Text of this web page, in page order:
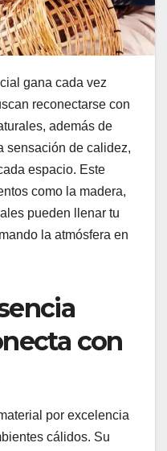
gana cada vez
reconectarse con
además de
sensación de calidez,
espacio. Este
como la madera,
pueden llenar tu
la atmósfera en
con
por excelencia
cálidos. Su